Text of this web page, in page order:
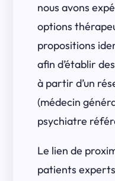
nous avons
options
propositions
afin d’établir
à partir d’un
(médecin
psychiatre
Le lien de
patients